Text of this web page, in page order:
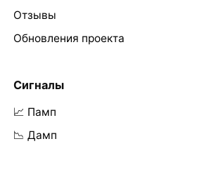
Отзывы
Обновления проекта
Сигналы
📈 Памп
📉 Дамп